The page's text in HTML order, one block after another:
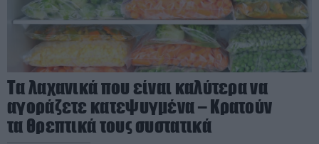
Τα λαχανικά που είναι καλύτερα να
αγοράζετε κατεψυγμένα – Κρατούν
τα θρεπτικά τους συστατικά